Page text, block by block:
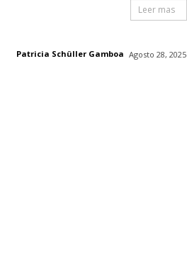
Leer mas
Patricia Schüller Gamboa Agosto 28, 2025